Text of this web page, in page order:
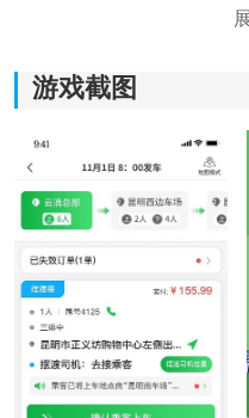
《云滴司机端》功能指南
*实时接收乘客的订单，
低等待时间，提高接单效
游戏截图